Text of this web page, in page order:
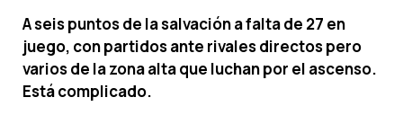
A seis puntos de la salvación a falta de 27 en
juego, con partidos ante rivales directos pero
varios de la zona alta que luchan por el ascenso.
Está complicado.